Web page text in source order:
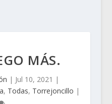
MÁS.
| Jul 10, 2021 |
, Todas, Torrejoncillo |